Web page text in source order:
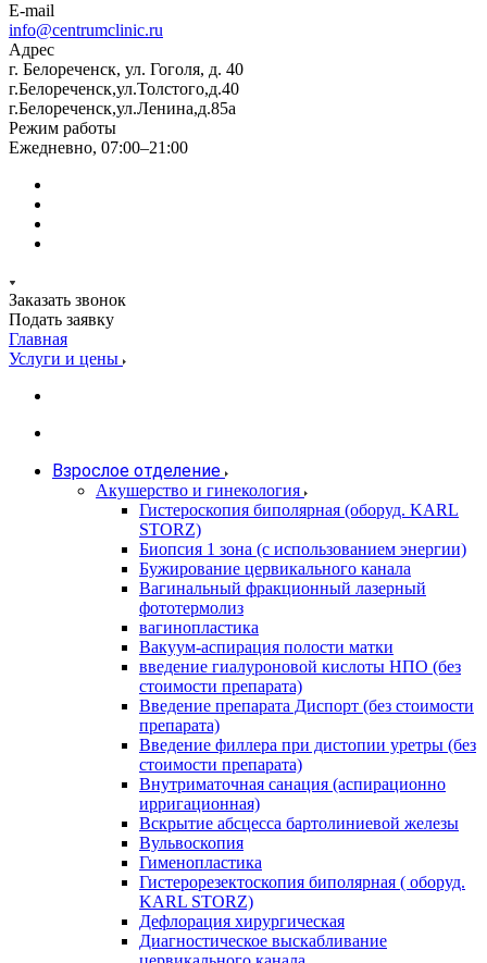
E-mail
info@centrumclinic.ru
Адрес
г. Белореченск, ул. Гоголя, д. 40
г.Белореченск,ул.Толстого,д.40
г.Белореченск,ул.Ленина,д.85а
Режим работы
Ежедневно, 07:00–21:00
Заказать звонок
Подать заявку
Главная
Услуги и цены
Взрослое отделение
Акушерство и гинекология
Гистероскопия биполярная (оборуд. KARL
STORZ)
Биопсия 1 зона (с использованием энергии)
Бужирование цервикального канала
Вагинальный фракционный лазерный
фототермолиз
вагинопластика
Вакуум-аспирация полости матки
введение гиалуроновой кислоты НПО (без
стоимости препарата)
Введение препарата Диспорт (без стоимости
препарата)
Введение филлера при дистопии уретры (без
стоимости препарата)
Внутриматочная санация (аспирационно
ирригационная)
Вскрытие абсцесса бартолиниевой железы
Вульвоскопия
Гименопластика
Гистерорезектоскопия биполярная ( оборуд.
KARL STORZ)
Дефлорация хирургическая
Диагностическое выскабливание